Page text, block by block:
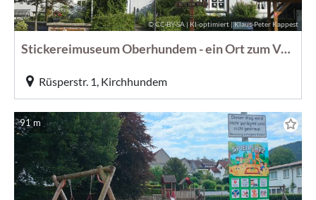
© CC-BY-SA | KI-optimiert | Klaus-Peter Kappest
Stickereimuseum Oberhundem - ein Ort zum Verweilen
Rüsperstr. 1, Kirchhundem
91 m